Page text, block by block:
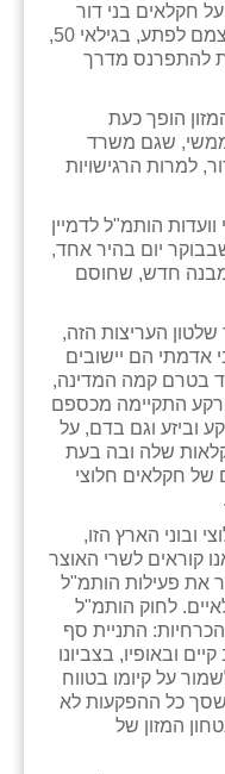
חקלאים בני דור
שני ושלישי לחקלאות, שמוצאים עצמם לפתע, בגילאי 50,
להתפרנס מדרך
הופך כעת
ממשי, שגם משרד
למרות הרגישויות
הותמ"ל לדמיין
יום בהיר אחד,
חדש, שחוסם
העריצות הזה,
אדמתי הם יישובים
בטרם קמה המדינה,
התקיימה מכספם
וביזע וגם בדם, על
שלה ובה בעת
של חקלאים חלוצי
ובוני הארץ הזו,
קוראים לשרי האוצר
את פעילות הותמ"ל
לחוק הותמ"ל
התניית סף
ובאופיו, בצביונו
על קיומו בטווח
שסך כל ההפקעות לא
המזון של